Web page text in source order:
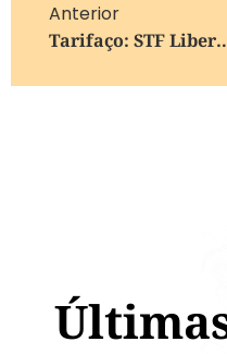
Anterior
Tarifaço: STF Libera